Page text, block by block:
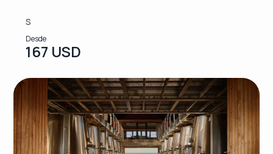
S
Desde
167 USD